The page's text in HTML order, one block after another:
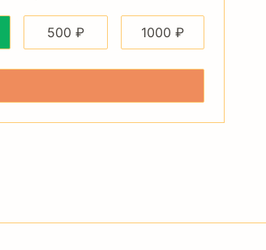
500 ₽ 1000 ₽